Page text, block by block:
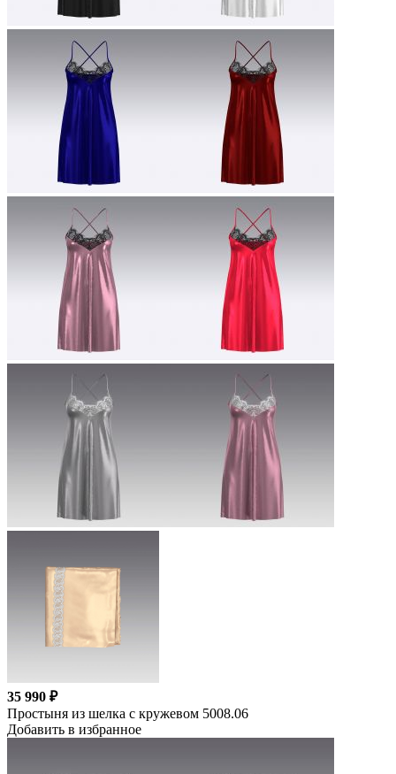
35 990 ₽
Простыня из шелка с кружевом 5008.06
Добавить в избранное